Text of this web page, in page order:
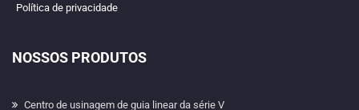
Política de privacidade
NOSSOS PRODUTOS
Centro de usinagem de guia linear da série V